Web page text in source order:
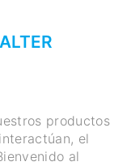
productos
el
al